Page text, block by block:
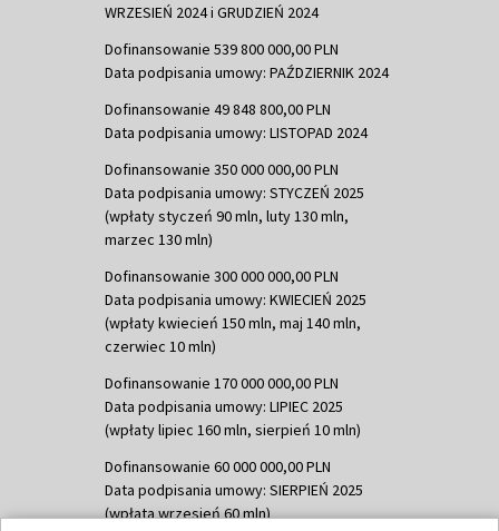
WRZESIEŃ 2024 i GRUDZIEŃ 2024
Dofinansowanie 539 800 000,00 PLN
Data podpisania umowy: PAŹDZIERNIK 2024
Dofinansowanie 49 848 800,00 PLN
Data podpisania umowy: LISTOPAD 2024
Dofinansowanie 350 000 000,00 PLN
Data podpisania umowy: STYCZEŃ 2025
(wpłaty styczeń 90 mln, luty 130 mln,
marzec 130 mln)
Dofinansowanie 300 000 000,00 PLN
Data podpisania umowy: KWIECIEŃ 2025
(wpłaty kwiecień 150 mln, maj 140 mln,
czerwiec 10 mln)
Dofinansowanie 170 000 000,00 PLN
Data podpisania umowy: LIPIEC 2025
(wpłaty lipiec 160 mln, sierpień 10 mln)
Dofinansowanie 60 000 000,00 PLN
Data podpisania umowy: SIERPIEŃ 2025
(wpłata wrzesień 60 mln)